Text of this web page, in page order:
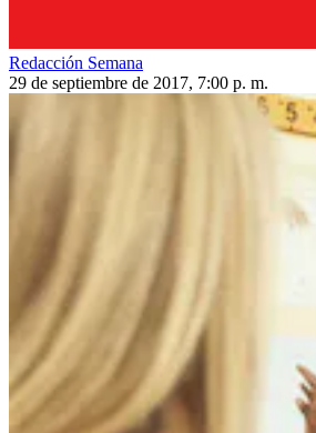
Redacción Semana
29 de septiembre de 2017, 7:00 p. m.